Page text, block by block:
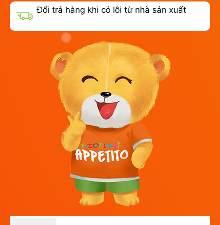
Đổi trả hàng khi có lỗi từ nhà sản xuất